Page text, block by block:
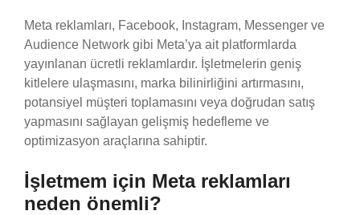
Meta reklamları, Facebook, Instagram, Messenger ve
Audience Network gibi Meta’ya ait platformlarda
yayınlanan ücretli reklamlardır. İşletmelerin geniş
kitlelere ulaşmasını, marka bilinirliğini artırmasını,
potansiyel müşteri toplamasını veya doğrudan satış
yapmasını sağlayan gelişmiş hedefleme ve
optimizasyon araçlarına sahiptir.
İşletmem için Meta reklamları
neden önemli?